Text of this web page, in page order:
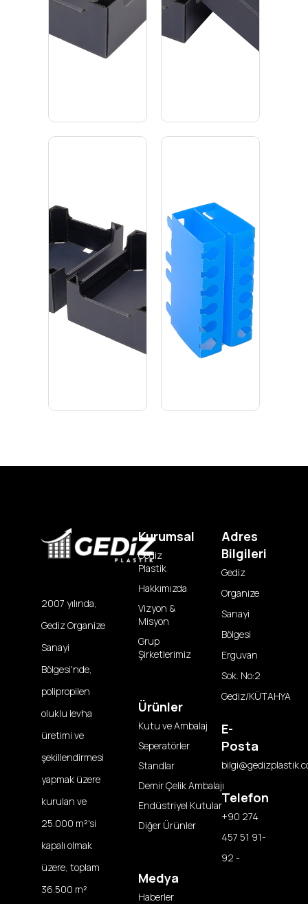
2007 yılında,
Gediz Organize
Sanayi
Bölgesi'nde,
polipropilen
oluklu levha
üretimi ve
şekillendirmesi
yapmak üzere
kurulan ve
25.000 m²'si
kapalı olmak
üzere, toplam
36.500 m²
Kurumsal
Gediz
Plastik
Hakkımızda
Vizyon &
Misyon
Grup
Şirketlerimiz
Ürünler
Kutu ve Ambalaj
Seperatörler
Standlar
Demir Çelik Ambalajı
Endüstriyel Kutular
Diğer Ürünler
Medya
Haberler
Adres
Bilgileri
Gediz
Organize
Sanayi
Bölgesi
Erguvan
Sok. No:2
Gediz/KÜTAHYA
E-
Posta
Telefon
+90 274
457 51 91-
92 -